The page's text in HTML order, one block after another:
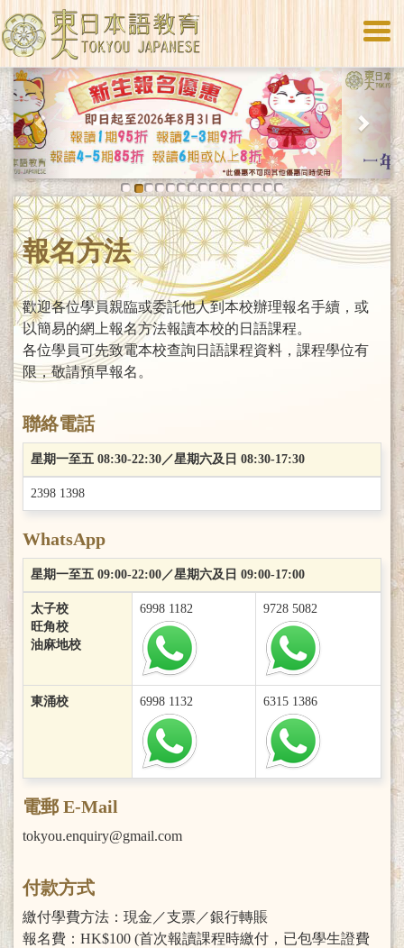
Previous Next
報名方法
歡迎各位學員親臨或委託他人到本校辦理報名手續，或
以簡易的網上報名方法報讀本校的日語課程。
各位學員可先致電本校查詢日語課程資料，課程學位有
限，敬請預早報名。
聯絡電話
星期一至五 08:30-22:30／星期六及日 08:30-17:30
2398 1398
WhatsApp
星期一至五 09:00-22:00／星期六及日 09:00-17:00
太子校
旺角校
油麻地校
6998 1182 9728 5082
東涌校 6998 1132 6315 1386
電郵 E-Mail
tokyou.enquiry@gmail.com
付款方式
繳付學費方法：現金／支票／銀行轉賬
報名費：HK$100 (首次報讀課程時繳付，已包學生證費